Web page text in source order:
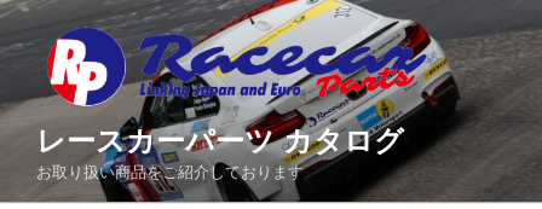
コ
ン
ン
レースカーパーツ カタログ
お取り扱い商品をご紹介しております